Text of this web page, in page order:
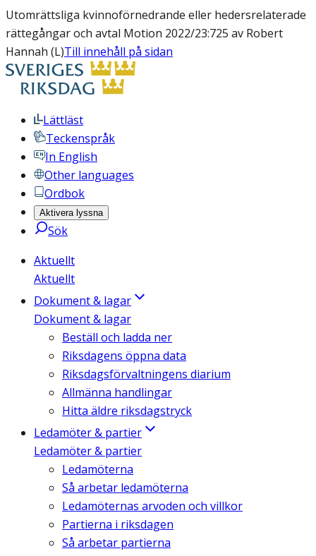
Utomrättsliga kvinnoförnedrande eller hedersrelaterade
rättegångar och avtal Motion 2022/23:725 av Robert
Hannah (L)Till innehåll på sidan
Lättläst
Teckenspråk
In English
Other languages
Ordbok
Aktivera lyssna
Sök
Aktuellt
Aktuellt
Dokument & lagar
Dokument & lagar
Beställ och ladda ner
Riksdagens öppna data
Riksdagsförvaltningens diarium
Allmänna handlingar
Hitta äldre riksdagstryck
Ledamöter & partier
Ledamöter & partier
Ledamöterna
Så arbetar ledamöterna
Ledamöternas arvoden och villkor
Partierna i riksdagen
Så arbetar partierna